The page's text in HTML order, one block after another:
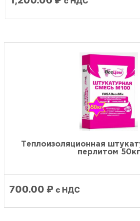
Теплоизоляционная
перлитом 50кг
700.00 ₽ с НДС